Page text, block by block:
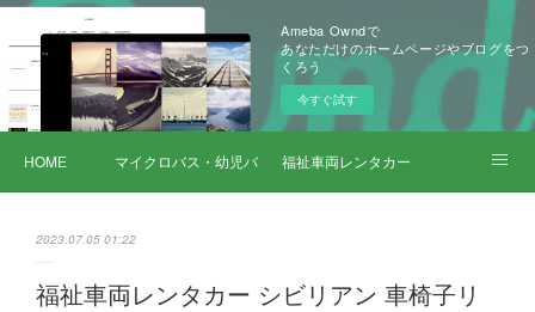
Ameba Owndで
あなただけのホームページやブログをつ
くろう
今すぐ試す
HOME マイクロバス・幼児バス レンタカー福祉車両レンタカー
2023.07.05 01:22
福祉車両レンタカー シビリアン 車椅子リ